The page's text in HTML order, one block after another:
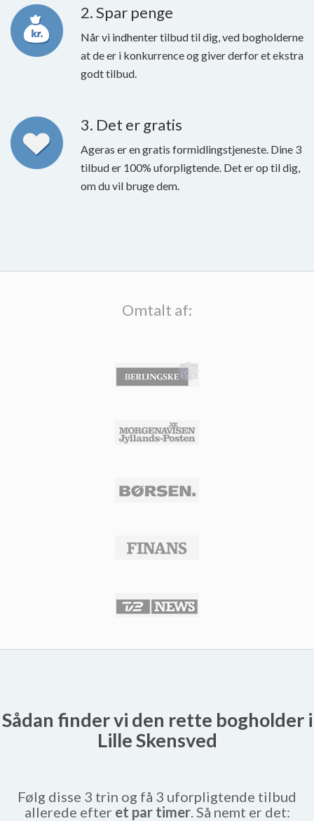
2. Spar penge
Når vi indhenter tilbud til dig, ved bogholderne
at de er i konkurrence og giver derfor et ekstra
godt tilbud.
3. Det er gratis
Ageras er en gratis formidlingstjeneste. Dine 3
tilbud er 100% uforpligtende. Det er op til dig,
om du vil bruge dem.
Omtalt af:
Sådan finder vi den rette bogholder i
Lille Skensved
Følg disse 3 trin og få 3 uforpligtende tilbud
allerede efter et par timer. Så nemt er det: